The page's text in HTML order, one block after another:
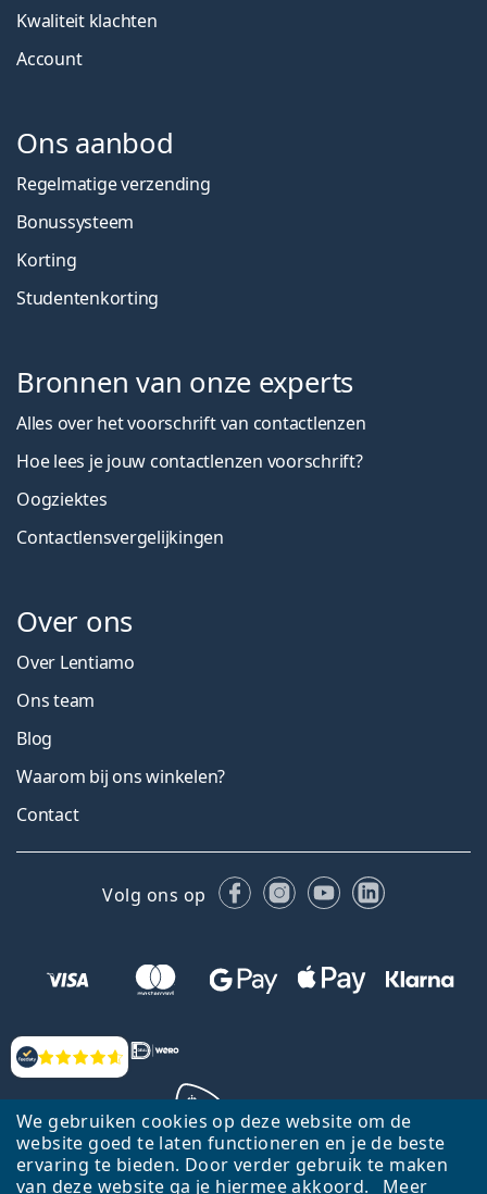
We gebruiken cookies op deze website om de
website goed te laten functioneren en je de beste
ervaring te bieden. Door verder gebruik te maken
van deze website ga je hiermee akkoord.
Meer
Beoordelingen
Kwaliteit klachten
Account
Ons aanbod
Regelmatige verzending
Bonussysteem
Korting
Studentenkorting
Bronnen van onze experts
Alles over het voorschrift van contactlenzen
Hoe lees je jouw contactlenzen voorschrift?
Oogziektes
Contactlensvergelijkingen
Over ons
Over Lentiamo
Ons team
Blog
Waarom bij ons winkelen?
Contact
Volg ons op FacebookInstagram
YouTubeLinkedIn
Terug naar de homepagina Ga omhoog